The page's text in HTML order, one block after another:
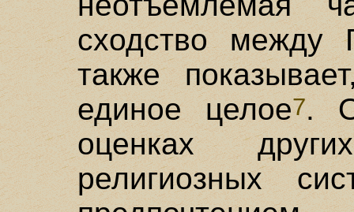
сходство между
также
единое целое7.
оценках
религиозных